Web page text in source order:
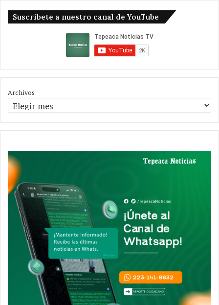
Suscribete a nuestro canal de YouTube
Archivos